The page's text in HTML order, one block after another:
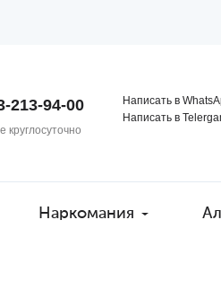
213-94-00
круглосуточно
Написать в
Написать в
Наркомания